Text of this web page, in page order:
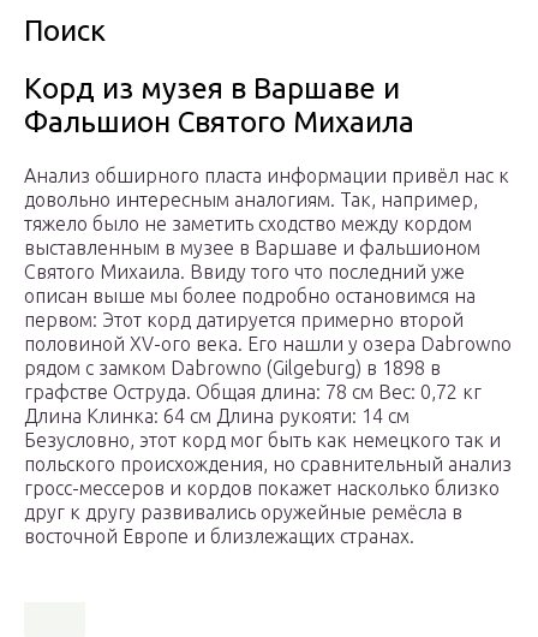
Поиск
Корд из музея в Варшаве и
Фальшион Святого Михаила
Анализ обширного пласта информации привёл нас к
довольно интересным аналогиям. Так, например,
тяжело было не заметить сходство между кордом
выставленным в музее в Варшаве и фальшионом
Святого Михаила. Ввиду того что последний уже
описан выше мы более подробно остановимся на
первом: Этот корд датируется примерно второй
половиной XV-ого века. Его нашли у озера Dabrowno
рядом с замком Dabrowno (Gilgeburg) в 1898 в
графстве Оструда. Общая длина: 78 см Вес: 0,72 кг
Длина Клинка: 64 см Длина рукояти: 14 см
Безусловно, этот корд мог быть как немецкого так и
польского происхождения, но сравнительный анализ
гросс-мессеров и кордов покажет насколько близко
друг к другу развивались оружейные ремёсла в
восточной Европе и близлежащих странах.